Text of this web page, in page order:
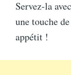
Servez-la
une touche
appétit !